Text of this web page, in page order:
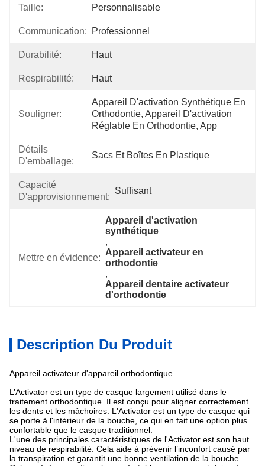
Taille: Personnalisable
Communication: Professionnel
Durabilité: Haut
Respirabilité: Haut
Souligner:
Appareil D'activation Synthétique En
Orthodontie, Appareil D'activation
Réglable En Orthodontie, App
Détails
D'emballage:
Sacs Et Boîtes En Plastique
Capacité
D'approvisionnement:
Suffisant
Mettre en évidence:
Appareil d'activation
synthétique
,
Appareil activateur en
orthodontie
,
Appareil dentaire activateur
d'orthodontie
Description Du Produit
Appareil activateur d'appareil orthodontique
L’Activator est un type de casque largement utilisé dans le
traitement orthodontique. Il est conçu pour aligner correctement
les dents et les mâchoires. L'Activator est un type de casque qui
se porte à l'intérieur de la bouche, ce qui en fait une option plus
confortable que le casque traditionnel.
L'une des principales caractéristiques de l'Activator est son haut
niveau de respirabilité. Cela aide à prévenir l’inconfort causé par
la transpiration et garantit une bonne ventilation de la bouche.